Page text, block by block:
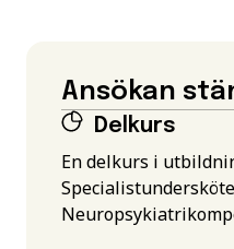
Ansökan
Delkurs
En delkurs i